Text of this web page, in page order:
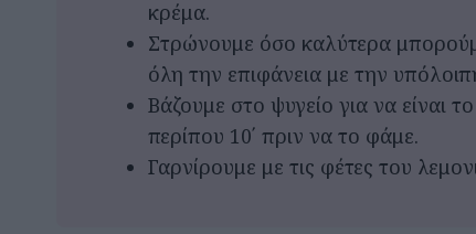
κρέμα.
Στρώνουμε όσο καλύτερα
όλη την επιφάνεια με την
Βάζουμε στο ψυγείο για να είναι
περίπου 10΄ πριν να το φάμε.
Γαρνίρουμε με τις φέτες του